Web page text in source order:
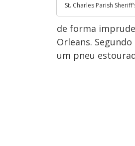
St. Charles Parish
de forma
Orleans.
um pneu